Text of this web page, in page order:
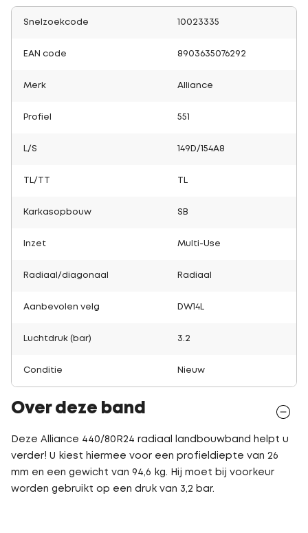
Snelzoekcode 10023335
EAN code 8903635076292
Merk Alliance
Profiel 551
L/S 149D/154A8
TL/TT
Karkasopbouw SB
Inzet Multi-Use
Radiaal/diagonaal Radiaal
Aanbevolen velg DW14L
Luchtdruk (bar) 3.2
Conditie Nieuw
Over deze band
Deze Alliance 440/80R24 radiaal landbouwband helpt u
verder! U kiest hiermee voor een profieldiepte van 26
mm en een gewicht van 94,6 kg. Hij moet bij voorkeur
worden gebruikt op een druk van 3,2 bar.